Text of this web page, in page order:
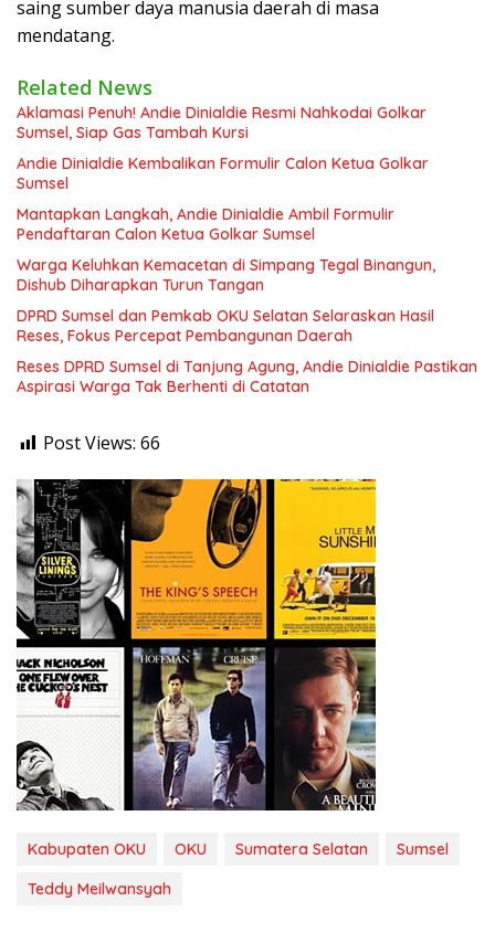
saing sumber daya manusia daerah di masa
mendatang.
Related News
Aklamasi Penuh! Andie Dinialdie Resmi Nahkodai Golkar
Sumsel, Siap Gas Tambah Kursi
Andie Dinialdie Kembalikan Formulir Calon Ketua Golkar
Sumsel
Mantapkan Langkah, Andie Dinialdie Ambil Formulir
Pendaftaran Calon Ketua Golkar Sumsel
Warga Keluhkan Kemacetan di Simpang Tegal Binangun,
Dishub Diharapkan Turun Tangan
DPRD Sumsel dan Pemkab OKU Selatan Selaraskan Hasil
Reses, Fokus Percepat Pembangunan Daerah
Reses DPRD Sumsel di Tanjung Agung, Andie Dinialdie Pastikan
Aspirasi Warga Tak Berhenti di Catatan
Post Views: 66
Kabupaten OKU OKU Sumatera Selatan
Sumsel
Teddy Meilwansyah